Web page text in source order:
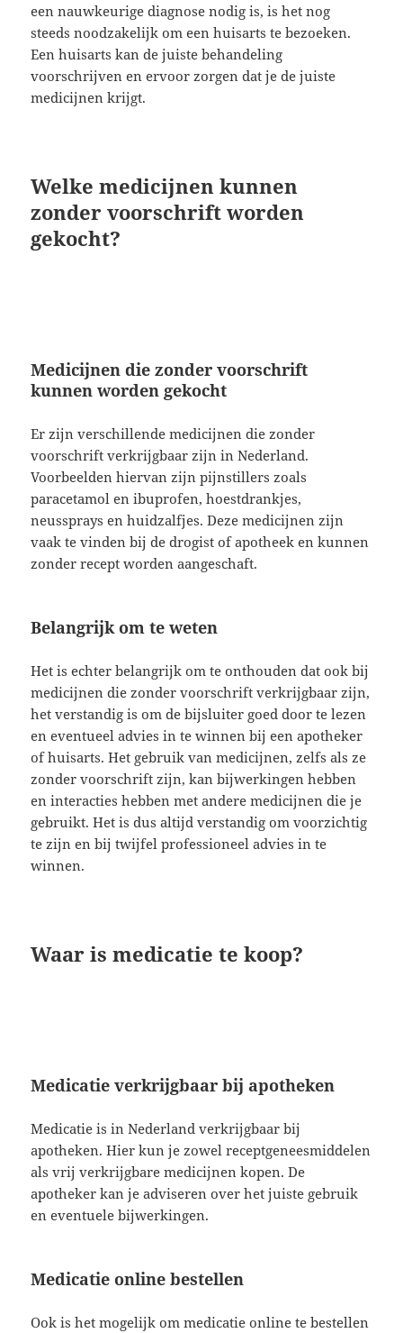
een nauwkeurige diagnose nodig is, is het nog
steeds noodzakelijk om een huisarts te bezoeken.
Een huisarts kan de juiste behandeling
voorschrijven en ervoor zorgen dat je de juiste
medicijnen krijgt.
Welke medicijnen kunnen
zonder voorschrift worden
gekocht?
Medicijnen die zonder voorschrift
kunnen worden gekocht
Er zijn verschillende medicijnen die zonder
voorschrift verkrijgbaar zijn in Nederland.
Voorbeelden hiervan zijn pijnstillers zoals
paracetamol en ibuprofen, hoestdrankjes,
neussprays en huidzalfjes. Deze medicijnen zijn
vaak te vinden bij de drogist of apotheek en kunnen
zonder recept worden aangeschaft.
Belangrijk om te weten
Het is echter belangrijk om te onthouden dat ook bij
medicijnen die zonder voorschrift verkrijgbaar zijn,
het verstandig is om de bijsluiter goed door te lezen
en eventueel advies in te winnen bij een apotheker
of huisarts. Het gebruik van medicijnen, zelfs als ze
zonder voorschrift zijn, kan bijwerkingen hebben
en interacties hebben met andere medicijnen die je
gebruikt. Het is dus altijd verstandig om voorzichtig
te zijn en bij twijfel professioneel advies in te
winnen.
Waar is medicatie te koop?
Medicatie verkrijgbaar bij apotheken
Medicatie is in Nederland verkrijgbaar bij
apotheken. Hier kun je zowel receptgeneesmiddelen
als vrij verkrijgbare medicijnen kopen. De
apotheker kan je adviseren over het juiste gebruik
en eventuele bijwerkingen.
Medicatie online bestellen
Ook is het mogelijk om medicatie online te bestellen